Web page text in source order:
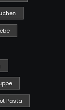
Pasta